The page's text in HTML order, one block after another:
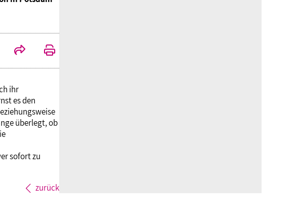
ihr
es den
überlegt, ob
sofort zu
zurück